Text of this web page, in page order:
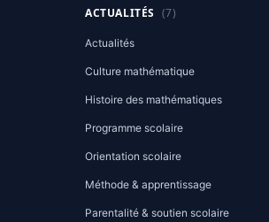
ACTUALITÉS (7)
Actualités
Culture mathématique
Histoire des mathématiques
Programme scolaire
Orientation scolaire
Méthode & apprentissage
Parentalité & soutien scolaire